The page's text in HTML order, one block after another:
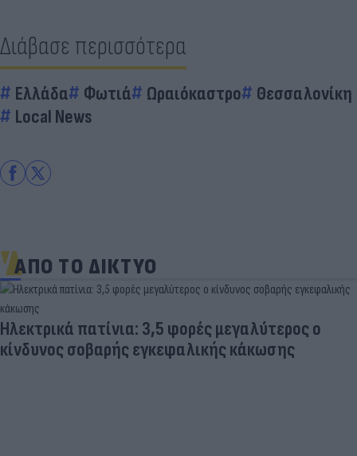
Διάβασε περισσότερα
Ελλάδα Φωτιά Ωραιόκαστρο
Θεσσαλονίκη
Local News
ΑΠΟ ΤΟ ΔΙΚΤΥΟ
Ηλεκτρικά πατίνια: 3,5 φορές μεγαλύτερος ο
κίνδυνος σοβαρής εγκεφαλικής κάκωσης